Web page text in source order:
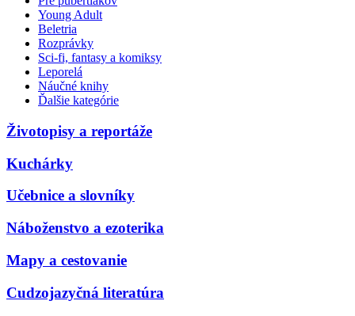
Young Adult
Beletria
Rozprávky
Sci-fi, fantasy a komiksy
Leporelá
Náučné knihy
Ďalšie kategórie
Životopisy a reportáže
Kuchárky
Učebnice a slovníky
Náboženstvo a ezoterika
Mapy a cestovanie
Cudzojazyčná literatúra